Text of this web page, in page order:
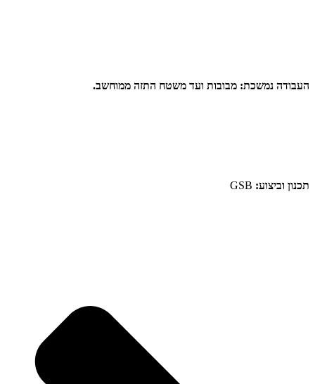
העבודה נמשכת: מבובות ועד משטח התזה ממוחשב.
תכנון וביצוע: GSB